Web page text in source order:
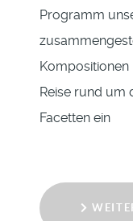
Programm
Kompositionen
Reise rund um
Facetten ein